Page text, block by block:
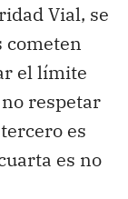
Vial, se
cometen
el límite
respetar
es
es no